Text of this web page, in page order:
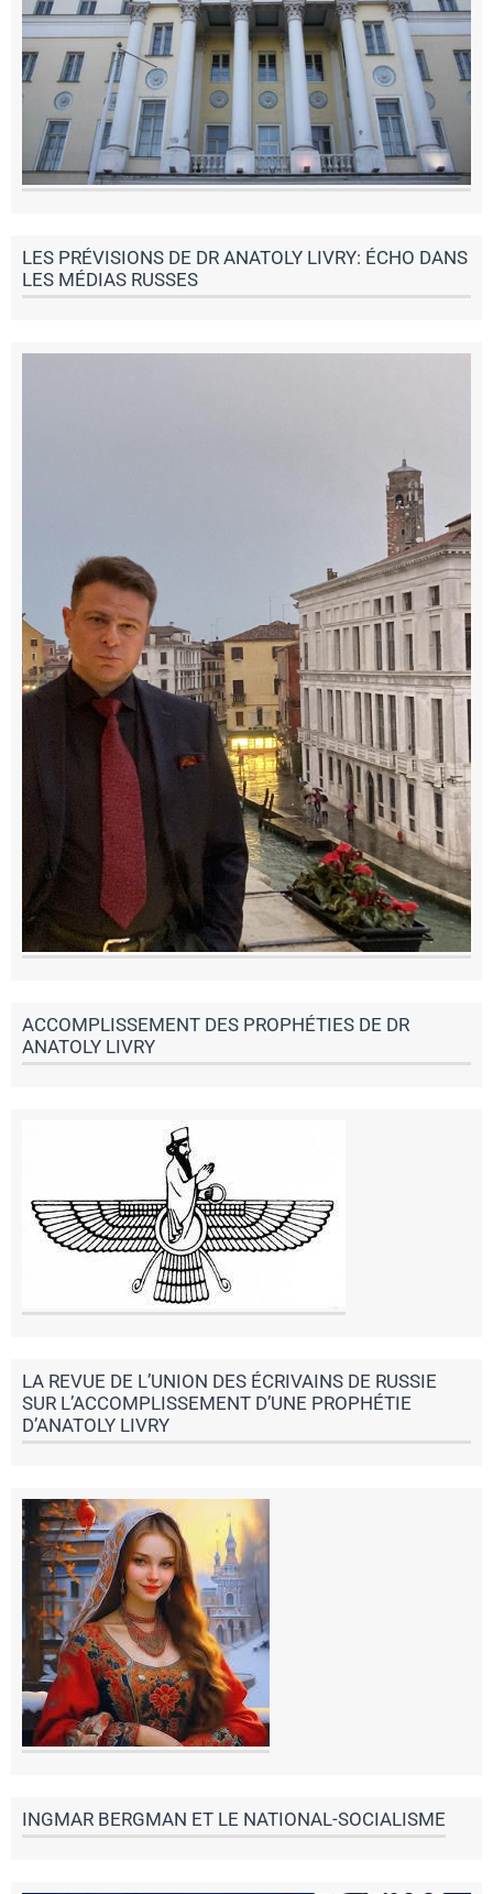
LES PRÉVISIONS DE DR ANATOLY LIVRY: ÉCHO DANS
LES MÉDIAS RUSSES
ACCOMPLISSEMENT DES PROPHÉTIES DE DR
ANATOLY LIVRY
LA REVUE DE L’UNION DES ÉCRIVAINS DE RUSSIE
SUR L’ACCOMPLISSEMENT D’UNE PROPHÉTIE
D’ANATOLY LIVRY
INGMAR BERGMAN ET LE NATIONAL-SOCIALISME